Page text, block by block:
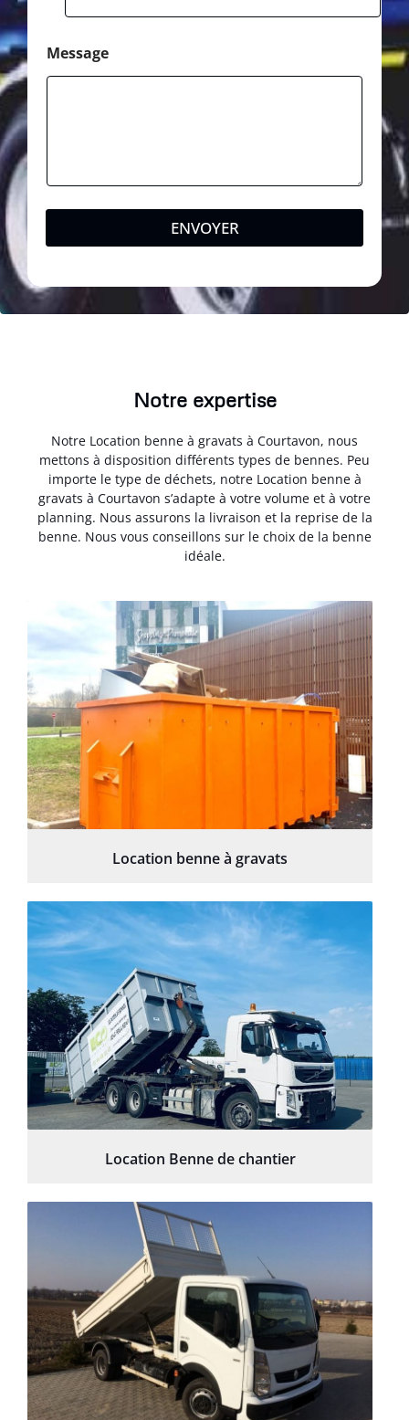
Message
ENVOYER
Notre expertise
Notre Location benne à gravats à Courtavon, nous
mettons à disposition différents types de bennes. Peu
importe le type de déchets, notre Location benne à
gravats à Courtavon s’adapte à votre volume et à votre
planning. Nous assurons la livraison et la reprise de la
benne. Nous vous conseillons sur le choix de la benne
idéale.
Location benne à gravats
Location Benne de chantier